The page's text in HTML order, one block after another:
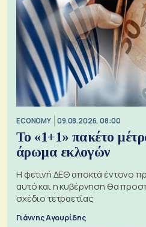
ECONOMY 09.08.2026, 08:00
Το «1+1» πακέτο
άρωμα εκλογών
Η φετινή ΔΕΘ αποκτά έντονο
αυτό και η κυβέρνηση θα
σχέδιο τετραετίας
Γιάννης Αγουρίδης